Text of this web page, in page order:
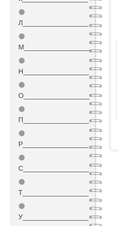
⚫
Л_________________
⚫
М_________________
⚫
Н_________________
⚫
О_________________
⚫
П_________________
⚫
Р_________________
⚫
С_________________
⚫
Т_________________
⚫
У_________________